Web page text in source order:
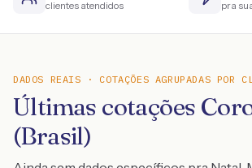
clientes atendidos pra
DADOS REAIS · COTAÇÕES AGRUPADAS POR
Últimas cotações
(Brasil)